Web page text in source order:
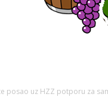
posao uz HZZ potporu za